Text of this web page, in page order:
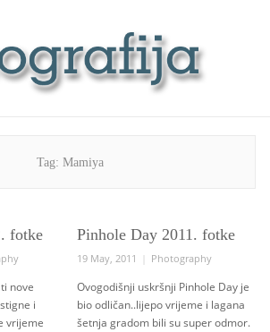
Tag: Mamiya
fotke
nove
i
vrijeme
Pinhole Day 2011. fotke
Posted
19 May, 2011 Categories
Photography
Ovogodišnji uskršnji Pinhole Day je
bio odličan..lijepo vrijeme i lagana
šetnja gradom bili su super odmor.